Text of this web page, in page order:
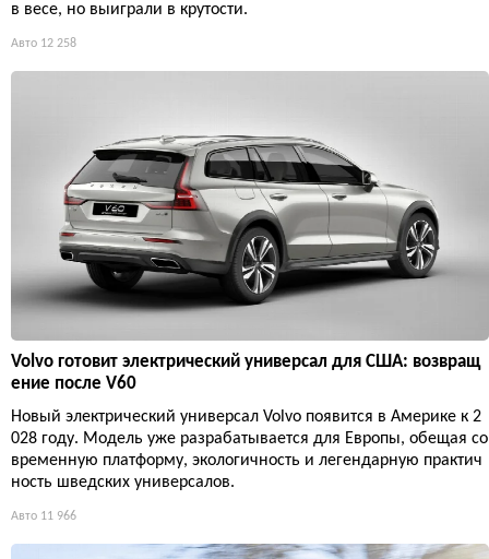
в весе, но выиграли в крутости.
Авто 12 258
Volvo готовит электрический универсал для США: возвращ
ение после V60
Новый электрический универсал Volvo появится в Америке к 2
028 году. Модель уже разрабатывается для Европы, обещая со
временную платформу, экологичность и легендарную практич
ность шведских универсалов.
Авто 11 966